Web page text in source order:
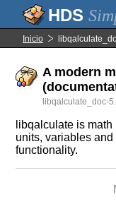
Inicio
A modern
libqalculate_doc-
libqalculate is
units, variables
functionality.